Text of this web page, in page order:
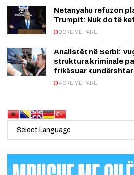
Netanyahu refuzon
Trumpit: Nuk do të
2 ORË MË PARË
Analistët në Serbi:
struktura kriminale
frikësuar
4 ORË MË PARË